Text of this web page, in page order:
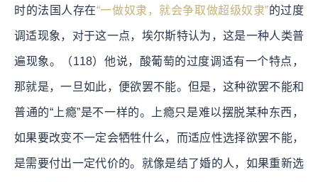
时的法国人存在“一做奴隶，就会争取做超级奴隶”的过度
调适现象，对于这一点，埃尔斯特认为，这是一种人类普
遍现象。（118）他说，酸葡萄的过度调适有一个特点，
那就是，一旦如此，便欲罢不能。但是，这种欲罢不能和
普通的“上瘾”是不一样的。上瘾只是难以摆脱某种东西，
如果要改变不一定会牺牲什么，而适应性选择欲罢不能，
是需要付出一定代价的。就像是结了婚的人，如果重新选